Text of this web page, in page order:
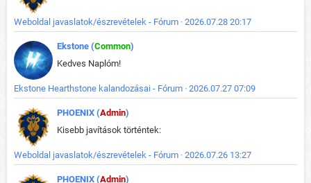
Weboldal javaslatok/észrevételek - Fórum · 2026.07.28 20:17
Ekstone (Common)
Kedves Naplóm!
Ekstone Hearthstone kalandozásai - Fórum · 2026.07.27 07:09
PHOENIX (Admin)
Kisebb javítások történtek:
Weboldal javaslatok/észrevételek - Fórum · 2026.07.26 13:27
PHOENIX (Admin)